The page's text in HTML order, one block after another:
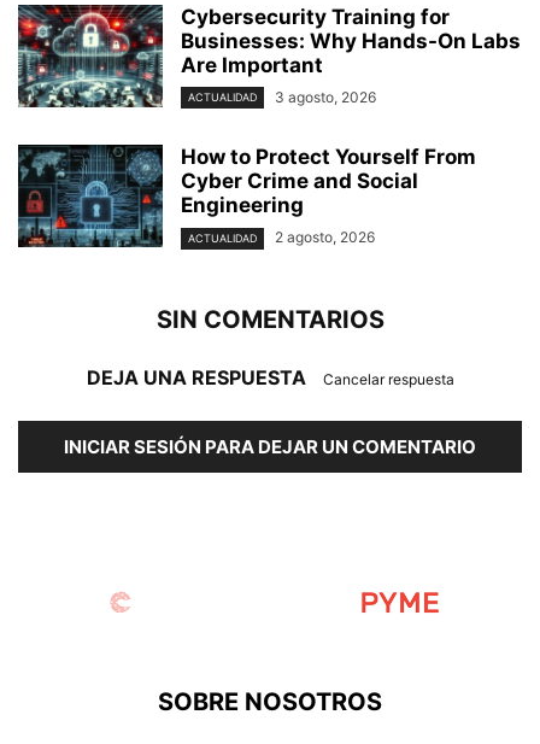
Cybersecurity Training for
Businesses: Why Hands-On Labs
Are Important
ACTUALIDAD 3 agosto, 2026
How to Protect Yourself From
Cyber Crime and Social
Engineering
ACTUALIDAD 2 agosto, 2026
SIN COMENTARIOS
DEJA UNA RESPUESTA Cancelar respuesta
INICIAR SESIÓN PARA DEJAR UN COMENTARIO
SOBRE NOSOTROS